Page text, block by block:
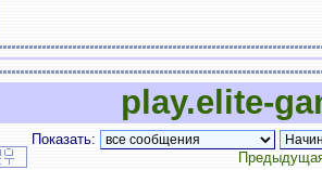
play.elite-
Показать: